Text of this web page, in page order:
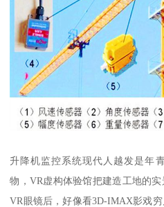
升降机监控系统现代人越发是年
物，VR虚构体验馆把建造工地的
VR眼镜后，好像看3D-IMAX影戏